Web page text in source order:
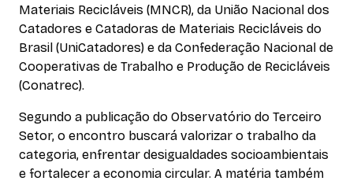
Materiais Recicláveis (MNCR), da União Nacional dos
Catadores e Catadoras de Materiais Recicláveis do
Brasil (UniCatadores) e da Confederação Nacional de
Cooperativas de Trabalho e Produção de Recicláveis
(Conatrec).
Segundo a publicação do Observatório do Terceiro
Setor, o encontro buscará valorizar o trabalho da
categoria, enfrentar desigualdades socioambientais
e fortalecer a economia circular. A matéria também